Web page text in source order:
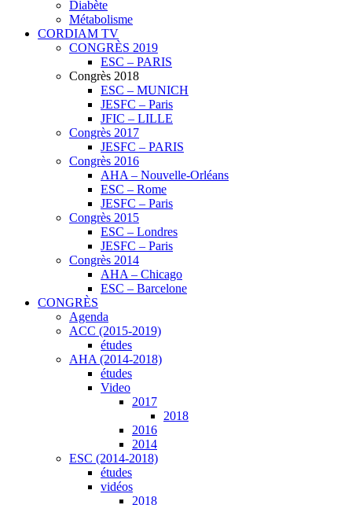
Diabète
Métabolisme
CORDIAM TV
CONGRÈS 2019
ESC – PARIS
Congrès 2018
ESC – MUNICH
JESFC – Paris
JFIC – LILLE
Congrès 2017
JESFC – PARIS
Congrès 2016
AHA – Nouvelle-Orléans
ESC – Rome
JESFC – Paris
Congrès 2015
ESC – Londres
JESFC – Paris
Congrès 2014
AHA – Chicago
ESC – Barcelone
CONGRÈS
Agenda
ACC (2015-2019)
études
AHA (2014-2018)
études
Video
2017
2018
2016
2014
ESC (2014-2018)
études
vidéos
2018